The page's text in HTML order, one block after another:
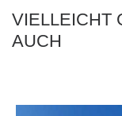
VIELLEICHT
AUCH